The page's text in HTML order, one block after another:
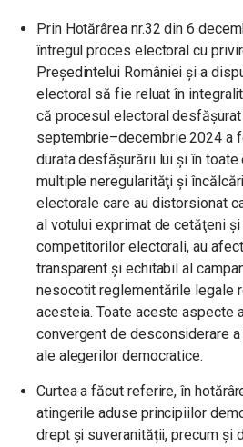
Prin Hotărârea nr.32 din 6
întregul proces electoral cu
Preşedintelui României și a
electoral să fie reluat în
că procesul electoral
septembrie–decembrie 2024 a
durata desfăşurării lui şi în
multiple neregularităţi şi
electorale care au distorsionat
al votului exprimat de cetăţeni
competitorilor electorali, au
transparent şi echitabil al
nesocotit reglementările legale
acesteia. Toate aceste aspecte
convergent de desconsiderare
ale alegerilor democratice.
Curtea a făcut referire, în
atingerile aduse principiilor
drept și suveranității, precum și